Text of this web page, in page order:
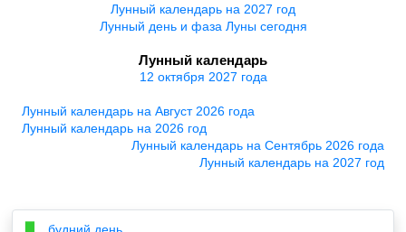
Лунный календарь на 2027 год
Лунный день и фаза Луны сегодня
Лунный календарь
12 октября 2027 года
Лунный календарь на Август 2026 года
Лунный календарь на 2026 год
Лунный календарь на Сентябрь 2026 года
Лунный календарь на 2027 год
будний день